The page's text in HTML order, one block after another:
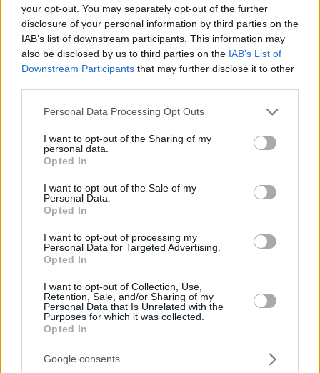
your opt-out. You may separately opt-out of the further
disclosure of your personal information by third parties on the
IAB’s list of downstream participants. This information may
also be disclosed by us to third parties on the IAB’s List of
Downstream Participants that may further disclose it to other
Please note that this website/app uses one or more Google
not limited to your visit or usage behaviour. You may click to
grant or deny consent to Google and its third-party tags to
use your data for below specified purposes in below Google
consent section.
Personal Data Processing Opt Outs
I want to opt-out of the Sharing of my
personal data.
Opted In
I want to opt-out of the Sale of my
Personal Data.
Opted In
I want to opt-out of processing my
Personal Data for Targeted Advertising.
Opted In
I want to opt-out of Collection, Use,
Retention, Sale, and/or Sharing of my
Personal Data that Is Unrelated with the
Purposes for which it was collected.
Opted In
Google consents
λόγος επιβολής κυρώσεωνστουςΜπακςγια τη μη
συμμετοχή τουΓιάννη Αντετοκούνμπο, ο οποίος δηλωνόταν
ως τραυματίας, ενώ ο ίδιος έλεγε ότι μπορούσε να παίξει.
Η ιστορία διάρκεσε αρκετές μέρες, με τον “Greek Freak”
να λέει ότι ένιωθε καλά και ότι ήθελε να αγωνιστεί –
παρότι οιΜπακςείχαν αποκλειστεί από τα play-in – ενώ οι
κατάσταση ώστε να επιστρέψει στο παρκέ μετά τον
τραυματισμό του.
Οι δύο πλευρές βρέθηκαν σε … αντίθετα στρατόπεδα και
το ΝΒΑ άνοιξε έρευνα προκειμένου να διαλευκάνει την
τη μη χρησιμοποίηση υγιών παικτών (tο λεγόμενο “load
management”), ώστε να αποφευχθεί το “tanking” των
ομάδων προς άγραν ενός καλύτερου draft pick.
Διαβάστε ακόμα
Γιάννης: Ανοιχτοί οι Μπακς για trade
Γιάννης: Οι Μπακς δεν έδωσαν το “Οκ” να παίξει μαζί